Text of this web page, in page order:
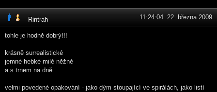
Rintrah 11:24:04 22. března 2009
tohle je hodně dobrý!!!
krásně surrealistické
jemné hebké milé něžné
a s trnem na dně
velmi povedené opakování - jako dým stoupající ve spirálách, jako listí